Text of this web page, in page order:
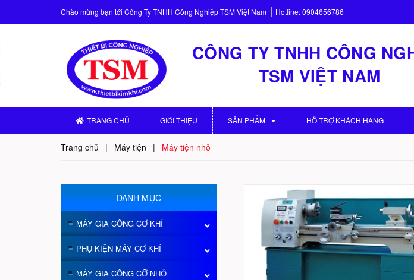
Chào mừng bạn tới Công Ty TNHH Công Nghiệp TSM Việt Nam Hotline:0904656786
CÔNG TY TNHH CÔNG
TSM VIỆT NAM
TRANG CHỦ GIỚI THIỆU SẢN PHẨM HỖ TRỢ KHÁCH HÀNG
Trang chủ | Máy tiện | Máy tiện nhỏ
DANH MỤC
MÁY GIA CÔNG CƠ KHÍ
PHỤ KIỆN MÁY CƠ KHÍ
MÁY GIA CÔNG CỠ NHỎ